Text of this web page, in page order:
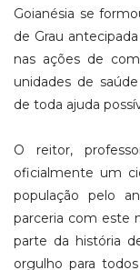
Goianésia se
de Grau
nas ações de
unidades de
de toda ajuda
O reitor,
oficialmente um
população pelo
parceria com este
parte da história
orgulho para